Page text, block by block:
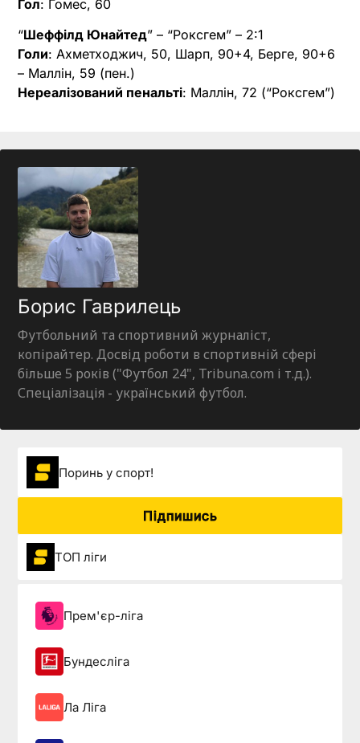
Гол: Гомес, 60
“Шеффілд Юнайтед” – “Роксгем” – 2:1
Голи: Ахметходжич, 50, Шарп, 90+4, Берге, 90+6
– Маллін, 59 (пен.)
Нереалізований пенальті: Маллін, 72 (“Роксгем”)
Борис Гаврилець
Футбольний та спортивний журналіст,
копірайтер. Досвід роботи в спортивній сфері
більше 5 років ("Футбол 24", Tribuna.com і т.д.).
Спеціалізація - український футбол.
Поринь у спорт!
Підпишись
ТОП ліги
Прем'єр-ліга
Бундесліга
Ла Ліга